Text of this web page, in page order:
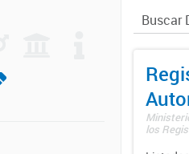
los